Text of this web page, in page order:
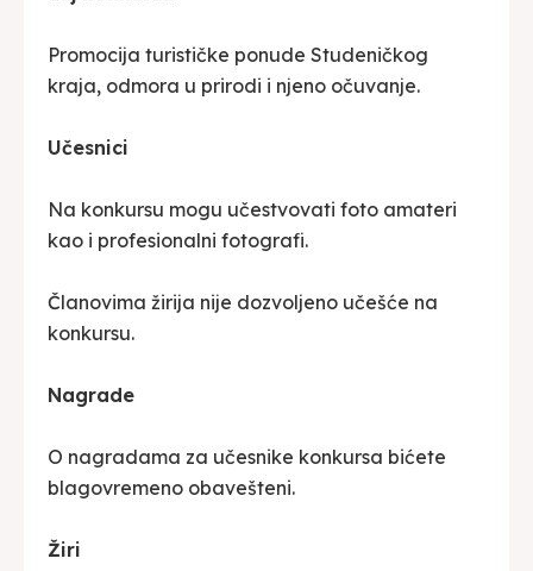
Promocija turističke ponude Studeničkog
kraja, odmora u prirodi i njeno očuvanje.
Učesnici
Na konkursu mogu učestvovati foto amateri
kao i profesionalni fotografi.
Članovima žirija nije dozvoljeno učešće na
konkursu.
Nagrade
O nagradama za učesnike konkursa bićete
blagovremeno obavešteni.
Žiri